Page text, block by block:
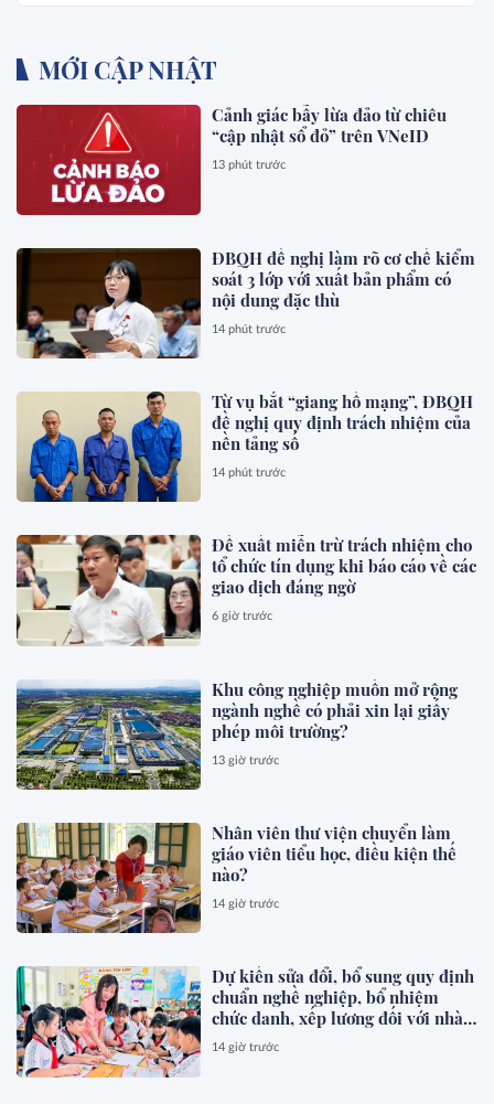
MỚI CẬP NHẬT
Cảnh giác bẫy lừa đảo từ chiêu
“cập nhật sổ đỏ” trên VNeID
13 phút trước
ĐBQH đề nghị làm rõ cơ chế kiểm
soát 3 lớp với xuất bản phẩm có
nội dung đặc thù
14 phút trước
Từ vụ bắt “giang hồ mạng”, ĐBQH
đề nghị quy định trách nhiệm của
nền tảng số
14 phút trước
Đề xuất miễn trừ trách nhiệm cho
tổ chức tín dụng khi báo cáo về các
giao dịch đáng ngờ
6 giờ trước
Khu công nghiệp muốn mở rộng
ngành nghề có phải xin lại giấy
phép môi trường?
13 giờ trước
Nhân viên thư viện chuyển làm
giáo viên tiểu học, điều kiện thế
nào?
14 giờ trước
Dự kiến sửa đổi, bổ sung quy định
chuẩn nghề nghiệp, bổ nhiệm
chức danh, xếp lương đối với nhà
giáo
14 giờ trước